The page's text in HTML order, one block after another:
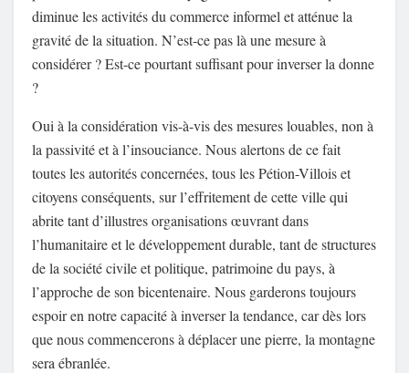
diminue les activités du commerce informel et atténue la
gravité de la situation. N’est-ce pas là une mesure à
considérer ? Est-ce pourtant suffisant pour inverser la donne
?
Oui à la considération vis-à-vis des mesures louables, non à
la passivité et à l’insouciance. Nous alertons de ce fait
toutes les autorités concernées, tous les Pétion-Villois et
citoyens conséquents, sur l’effritement de cette ville qui
abrite tant d’illustres organisations œuvrant dans
l’humanitaire et le développement durable, tant de structures
de la société civile et politique, patrimoine du pays, à
l’approche de son bicentenaire. Nous garderons toujours
espoir en notre capacité à inverser la tendance, car dès lors
que nous commencerons à déplacer une pierre, la montagne
sera ébranlée.